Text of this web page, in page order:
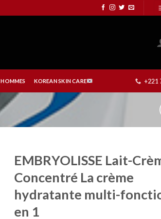
HOMMES KOREAN SKIN CARE +221
EMBRYOLISSE Lait-
Concentré La crème
hydratante multi-
en 1